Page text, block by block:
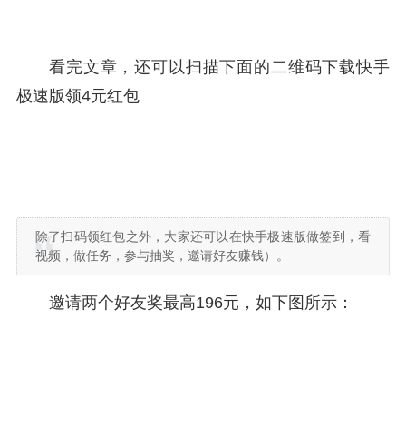
看完文章，还可以扫描下面的二维码下载快手
极速版领4元红包
除了扫码领红包之外，大家还可以在快手极速版做签到，看
视频，做任务，参与抽奖，邀请好友赚钱）。
邀请两个好友奖最高196元，如下图所示：